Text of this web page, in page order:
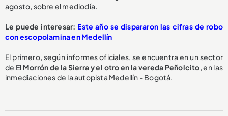
agosto, sobre el mediodía.
Le puede interesar: Este año se dispararon las cifras de robo
con escopolamina en Medellín
El primero, según informes oficiales, se encuentra en un sector
de El Morrón de la Sierra y el otro en la vereda Peñolcito, en las
inmediaciones de la autopista Medellín - Bogotá.